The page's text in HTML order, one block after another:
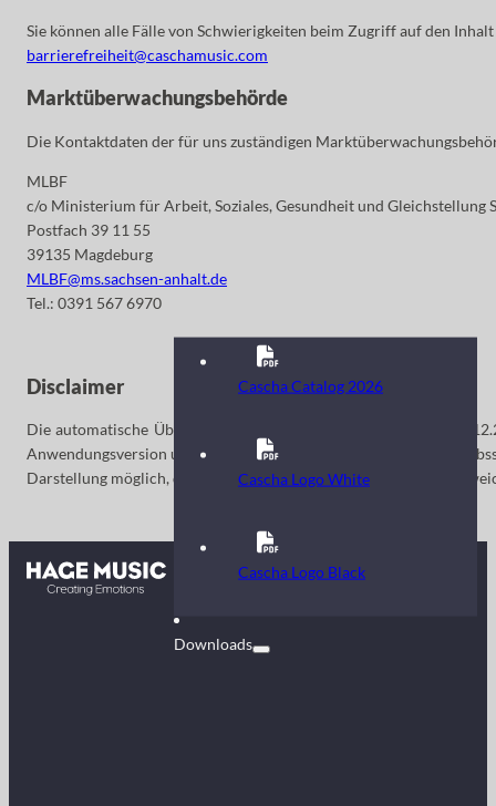
Sie können alle Fälle von Schwierigkeiten beim Zugriff auf den
barrierefreiheit@caschamusic.com
Marktüberwachungsbehörde
Die Kontaktdaten der für uns zuständigen
MLBF
c/o Ministerium für Arbeit, Soziales, Gesundheit und Gleichstellung
Postfach 39 11 55
39135 Magdeburg
MLBF@ms.sachsen-​anhalt.de
Tel.: 0391 567 6970
Disclaimer
Die automatische Überprüfung der Webinhalte erfolgte am:
Anwendungsversion unter den spezifizierten Browser- und
Darstellung möglich, die von den hier gemachten Ergebnissen
Kontakt
Downloads
Cascha Catalog 2026
Cascha Logo White
Cascha Logo Black